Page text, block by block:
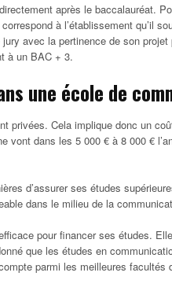
après le baccalauréat.
à l’établissement qu’il
avec la pertinence de son
à un BAC + 3.
une école de
privées. Cela implique donc un
vont dans les 5 000 € à 8 000 €
d’assurer ses études
dans le milieu de la
pour financer ses études.
que les études en
parmi les meilleures facultés